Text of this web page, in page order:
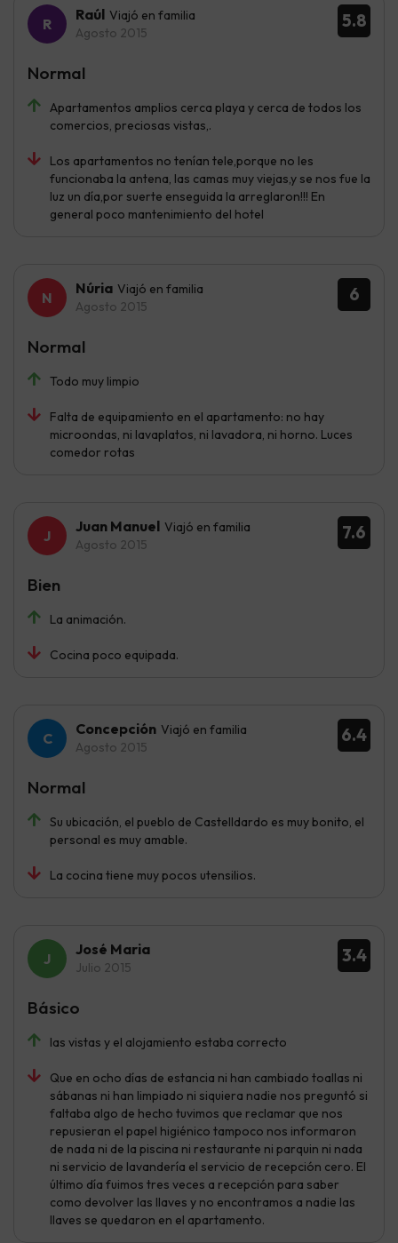
5.8
Raúl Viajó en familia
Agosto 2015
Apartamentos amplios cerca playa y cerca de todos los
comercios, preciosas vistas,.
Los apartamentos no tenían tele,porque no les
funcionaba la antena, las camas muy viejas,y se nos fue la
luz un día,por suerte enseguida la arreglaron!!! En
general poco mantenimiento del hotel
Normal
6
Núria Viajó en familia
Agosto 2015
Todo muy limpio
Falta de equipamiento en el apartamento: no hay
microondas, ni lavaplatos, ni lavadora, ni horno. Luces
comedor rotas
Normal
7.6
Juan Manuel Viajó en familia
Agosto 2015
La animación.
Cocina poco equipada.
Bien
6.4
Concepción Viajó en familia
Agosto 2015
Su ubicación, el pueblo de Castelldardo es muy bonito, el
personal es muy amable.
La cocina tiene muy pocos utensilios.
Normal
3.4
José Maria
Julio 2015
las vistas y el alojamiento estaba correcto
Que en ocho días de estancia ni han cambiado toallas ni
sábanas ni han limpiado ni siquiera nadie nos preguntó si
faltaba algo de hecho tuvimos que reclamar que nos
repusieran el papel higiénico tampoco nos informaron
de nada ni de la piscina ni restaurante ni parquin ni nada
ni servicio de lavandería el servicio de recepción cero. El
último día fuimos tres veces a recepción para saber
como devolver las llaves y no encontramos a nadie las
llaves se quedaron en el apartamento.
Básico